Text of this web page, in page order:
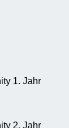
1. Jahr
2. Jahr